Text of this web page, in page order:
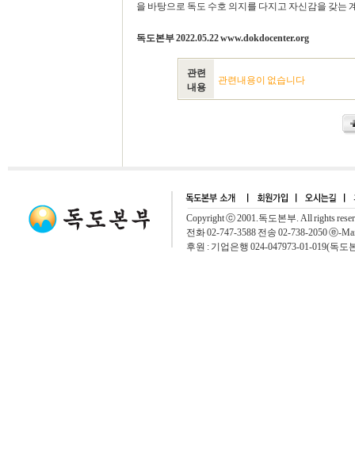
을 바탕으로 독도 수호 의지를 다지고 자신감을 갖는
독도본부 2022.05.22 www.dokdocenter.org
관련
내용
관련내용이 없습니다
Copyright ⓒ 2001.독도본부. All rights
전화 02-747-3588 전송 02-738-2050 ⓔ-
후원 : 기업은행 024-047973-01-019(독도